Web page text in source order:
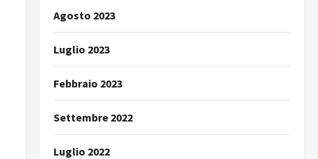
Agosto 2023
Luglio 2023
Febbraio 2023
Settembre 2022
Luglio 2022